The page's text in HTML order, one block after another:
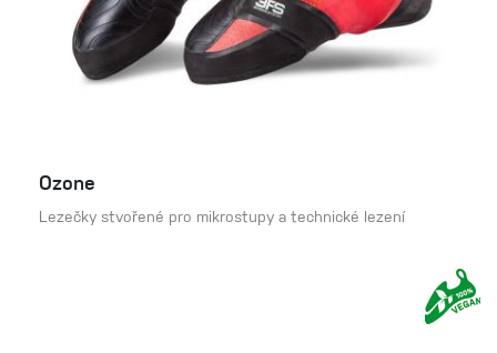
Ozone
Lezečky stvořené pro mikrostupy a technické lezení